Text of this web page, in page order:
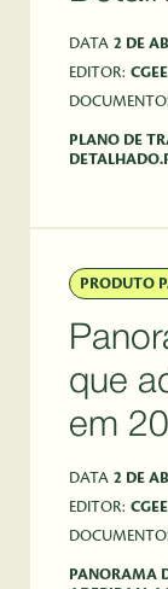
DATA 2 DE
EDITOR: CGEE
PLANO DE
PRODUTO
que
em
DATA 2 DE
EDITOR: CGEE
PANORAMA